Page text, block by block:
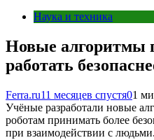
Наука и техника
Новые алгоритмы
работать
Ferra.ru11 месяцев спустя01
Учёные разработали новые
роботам принимать более
при взаимодействии с людьми.